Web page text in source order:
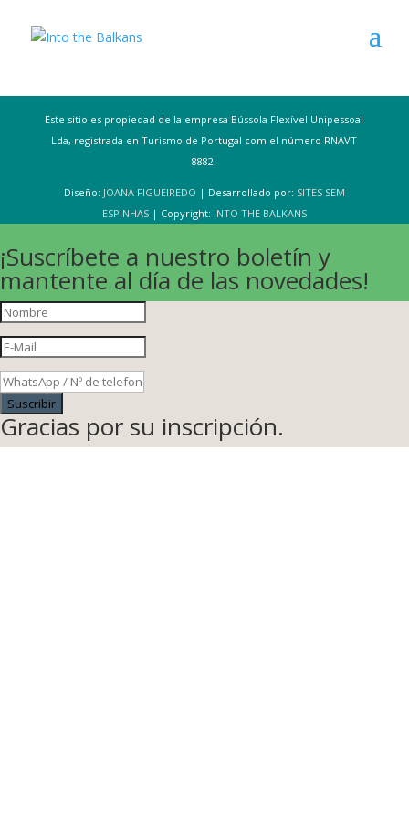
Este sitio es propiedad de la empresa Bússola Flexível Unipessoal
Lda, registrada en Turismo de Portugal com el número RNAVT
8882.
Diseño: JOANA FIGUEIREDO | Desarrollado por: SITES SEM
ESPINHAS| Copyright: INTO THE BALKANS
¡Suscríbete a nuestro boletín y
mantente al día de las novedades!
Suscribir
Gracias por su inscripción.